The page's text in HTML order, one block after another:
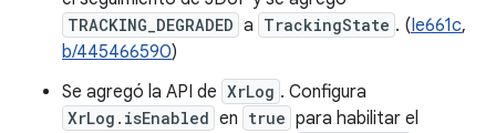
TRACKING_DEGRADED a TrackingState . (Ie661c,
b/445466590)
Se agregó la API de XrLog . Configura
XrLog.isEnabled en true para habilitar el